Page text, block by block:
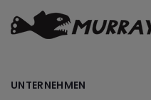
UNTERNEHMEN